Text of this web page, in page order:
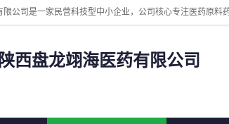
陕西盘龙翊海医药有限公司